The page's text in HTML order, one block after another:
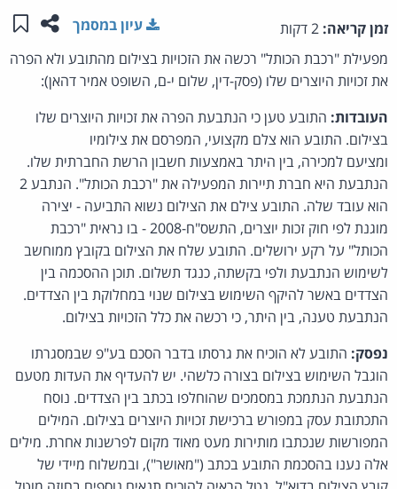
זמן קריאה: שתפו
עיון במסמך
מפעילת "רכבת הכותל" רכשה את הזכויות בצילום מהתובע ולא הפרה
את זכויות היוצרים שלו (פסק-דין, שלום י-ם, השופט אמיר דהאן):
העובדות: התובע טען כי הנתבעת הפרה את זכויות היוצרים שלו
בצילום. התובע הוא צלם מקצועי, המפרסם את צילומיו
ומציעם למכירה, בין היתר באמצעות חשבון הרשת החברתית שלו.
הנתבעת היא חברת תיירות המפעילה את "רכבת הכותל". הנתבע 2
הוא עובד שלה. התובע צילם את הצילום נשוא התביעה - יצירה
מוגנת לפי חוק זכות יוצרים, התשס"ח-2008 - בו נראית "רכבת
הכותל" על רקע ירושלים. התובע שלח את הצילום בקובץ ממוחשב
לשימוש הנתבעת ולפי בקשתה, כנגד תשלום. תוכן ההסכמה בין
הצדדים באשר להיקף השימוש בצילום שנוי במחלוקת בין הצדדים.
הנתבעת טענה, בין היתר, כי רכשה את כלל הזכויות בצילום.
נפסק: התובע לא הוכיח את גרסתו בדבר הסכם בע"פ שבמסגרתו
הוגבל השימוש בצילום בצורה כלשהי. יש להעדיף את העדות מטעם
הנתבעת הנתמכת במסמכים שהוחלפו בכתב בין הצדדים. נוסח
התכתובת עסק במפורש ברכישת זכויות היוצרים בצילום. המילים
המפורשות שנכתבו מותירות מעט מאוד מקום לפרשנות אחרת. מילים
אלה נענו בהסכמת התובע בכתב ("מאושר"), ובמשלוח מיידי של